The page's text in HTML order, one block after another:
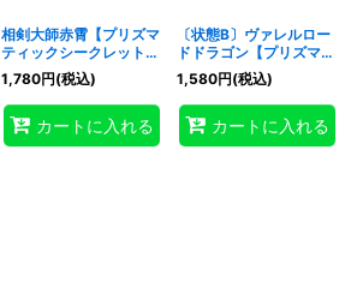
相剣大師赤霄【プリズマ
ティックシークレット】
{BODE-JP041}《シンク
ロ》
1,780円(税込)
カートに入れる
〔状態B〕ヴァレルロー
ドドラゴン【プリズマテ
ィックシークレット】
{BODE-JPS01}《リン
ク》
1,580円(税込)
カートに入れる